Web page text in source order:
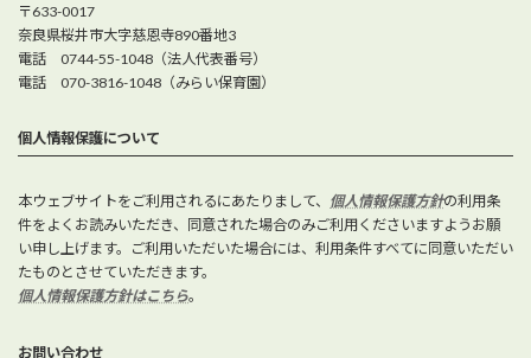
〒633-0017
奈良県桜井市大字慈恩寺890番地3
電話 0744-55-1048（法人代表番号）
電話 070-3816-1048（みらい保育園）
個人情報保護について
本ウェブサイトをご利用されるにあたりまして、 個人情報保護方針の利用条
件をよくお読みいただき、同意された場合のみご利用くださいますようお願
い申し上げます。ご利用いただいた場合には、利用条件すべてに同意いただい
たものとさせていただきます。
個人情報保護方針はこちら。
お問い合わせ